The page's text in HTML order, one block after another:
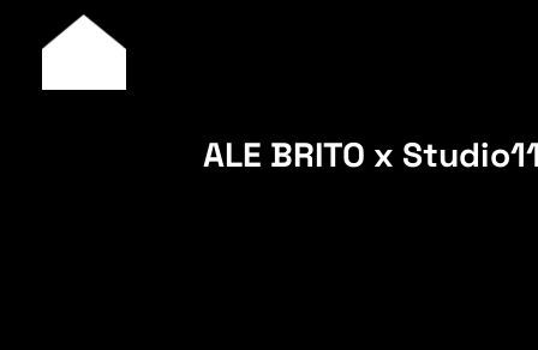
ALE BRITO x